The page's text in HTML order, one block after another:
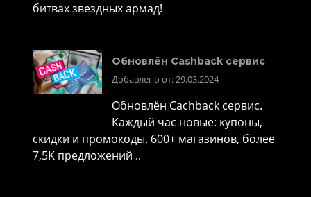
битвах звездных армад!
Обновлён Cashback сервис
Добавлено от: 29.03.2024
Обновлён Cachback сервис.
Каждый час новые: купоны,
скидки и промокоды. 600+ магазинов, более
7,5K предложений ..